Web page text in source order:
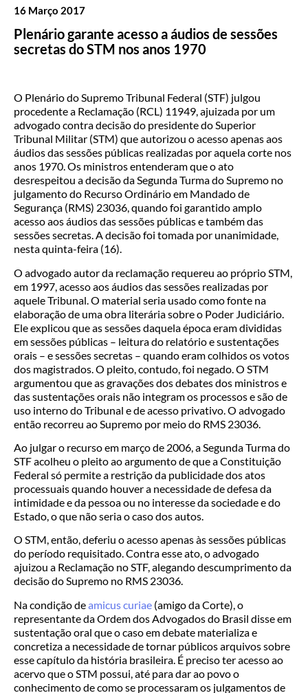
16 Março 2017
Plenário garante acesso a áudios de sessões
secretas do STM nos anos 1970
O Plenário do Supremo Tribunal Federal (STF) julgou
procedente a Reclamação (RCL) 11949, ajuizada por um
advogado contra decisão do presidente do Superior
Tribunal Militar (STM) que autorizou o acesso apenas aos
áudios das sessões públicas realizadas por aquela corte nos
anos 1970. Os ministros entenderam que o ato
desrespeitou a decisão da Segunda Turma do Supremo no
julgamento do Recurso Ordinário em Mandado de
Segurança (RMS) 23036, quando foi garantido amplo
acesso aos áudios das sessões públicas e também das
sessões secretas. A decisão foi tomada por unanimidade,
nesta quinta-feira (16).
O advogado autor da reclamação requereu ao próprio STM,
em 1997, acesso aos áudios das sessões realizadas por
aquele Tribunal. O material seria usado como fonte na
elaboração de uma obra literária sobre o Poder Judiciário.
Ele explicou que as sessões daquela época eram divididas
em sessões públicas – leitura do relatório e sustentações
orais – e sessões secretas – quando eram colhidos os votos
dos magistrados. O pleito, contudo, foi negado. O STM
argumentou que as gravações dos debates dos ministros e
das sustentações orais não integram os processos e são de
uso interno do Tribunal e de acesso privativo. O advogado
então recorreu ao Supremo por meio do RMS 23036.
Ao julgar o recurso em março de 2006, a Segunda Turma do
STF acolheu o pleito ao argumento de que a Constituição
Federal só permite a restrição da publicidade dos atos
processuais quando houver a necessidade de defesa da
intimidade e da pessoa ou no interesse da sociedade e do
Estado, o que não seria o caso dos autos.
O STM, então, deferiu o acesso apenas às sessões públicas
do período requisitado. Contra esse ato, o advogado
ajuizou a Reclamação no STF, alegando descumprimento da
decisão do Supremo no RMS 23036.
Na condição deamicus curiae (amigo da Corte), o
representante da Ordem dos Advogados do Brasil disse em
sustentação oral que o caso em debate materializa e
concretiza a necessidade de tornar públicos arquivos sobre
esse capítulo da história brasileira. É preciso ter acesso ao
acervo que o STM possui, até para dar ao povo o
conhecimento de como se processaram os julgamentos de